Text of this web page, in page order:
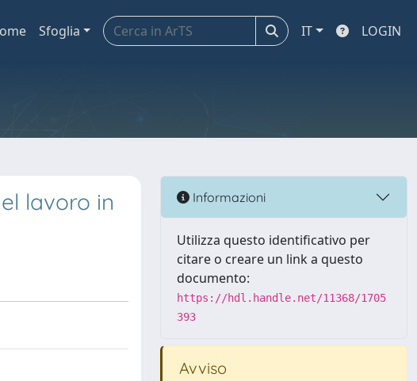
Sfoglia IT LOGIN
lavoro in
Informazioni
Utilizza questo identificativo per
citare o creare un link a questo
documento:
https://hdl.handle.net/11368/1705
393
Avviso